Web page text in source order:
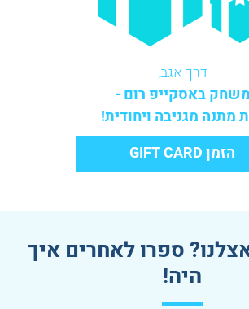
דרך אגב,
משחק באסקייפ רום -
מתנה מגניבה ויחודית!
הזמן GIFT CARD
ספרו לאחרים איך
היה!